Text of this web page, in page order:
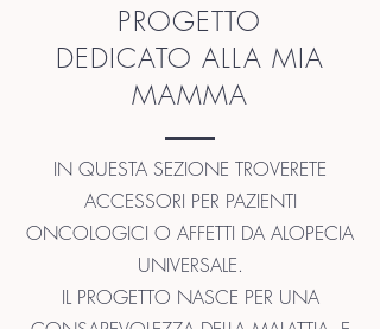
PROGETTO
DEDICATO ALLA MIA
MAMMA
IN QUESTA SEZIONE TROVERETE
ACCESSORI PER PAZIENTI
ONCOLOGICI O AFFETTI DA ALOPECIA
UNIVERSALE.
IL PROGETTO NASCE PER UNA